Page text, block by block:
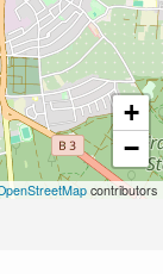
+
−
contributors